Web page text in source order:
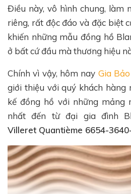
Điều này, vô hình chung, làm
riêng, rất độc đáo và đặc biệt
khiến những mẫu đồng hồ
ở bất cứ đầu mà thương hiệu
Chính vì vậy, hôm nay Gia
giới thiệu với quý khách
kế đồng hồ với những mảng
nhất đến từ đại gia đình
Villeret Quantième 6654-